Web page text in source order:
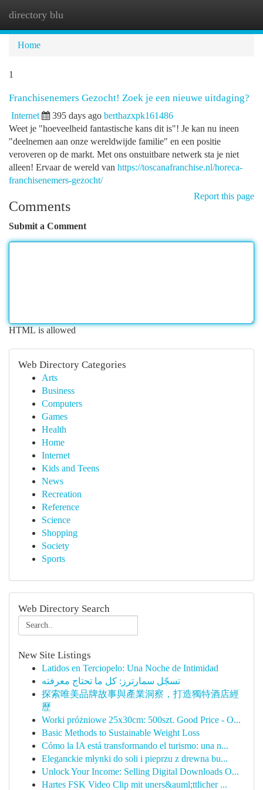
directory blu
Home
1
Franchisenemers Gezocht! Zoek je een nieuwe uitdaging?
Internet 395 days ago berthazxpk161486
Weet je "hoeveelheid fantastische kans dit is"! Je kan nu ineen
"deelnemen aan onze wereldwijde familie" en een positie
veroveren op de markt. Met ons onstuitbare netwerk sta je niet
alleen! Ervaar de wereld van https://toscanafranchise.nl/horeca-
franchisenemers-gezocht/
Report this page
Comments
Submit a Comment
HTML is allowed
Web Directory Categories
Arts
Business
Computers
Games
Health
Home
Internet
Kids and Teens
News
Recreation
Reference
Science
Shopping
Society
Sports
Web Directory Search
New Site Listings
Latidos en Terciopelo: Una Noche de Intimidad
تسجّل سمارترز: كل ما تحتاج معرفته
探索唯美品牌故事與產業洞察，打造獨特酒店經
歷
Worki próżniowe 25x30cm: 500szt. Good Price - O...
Basic Methods to Sustainable Weight Loss
Cómo la IA está transformando el turismo: una n...
Eleganckie młynki do soli i pieprzu z drewna bu...
Unlock Your Income: Selling Digital Downloads O...
Hartes FSK Video Clip mit uners&auml;ttlicher ...